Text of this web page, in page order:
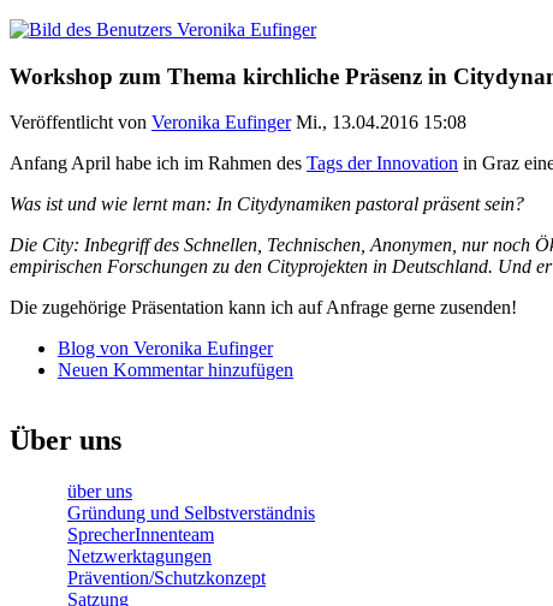
Workshop zum Thema kirchliche Präsenz in
Veröffentlicht von Veronika Eufinger Mi., 13.04.2016 15:08
Anfang April habe ich im Rahmen des Tags der Innovation in Graz
Was ist und wie lernt man: In Citydynamiken pastoral präsent sein?
Die City: Inbegriff des Schnellen, Technischen, Anonymen, nur noch
empirischen Forschungen zu den Cityprojekten in Deutschland. Und
Die zugehörige Präsentation kann ich auf Anfrage gerne zusenden!
Blog von Veronika Eufinger
Neuen Kommentar hinzufügen
Über uns
über uns
Gründung und Selbstverständnis
SprecherInnenteam
Netzwerktagungen
Prävention/Schutzkonzept
Satzung